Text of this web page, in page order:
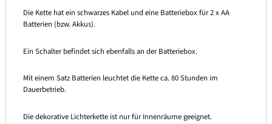
Die Kette hat ein schwarzes Kabel und eine Batteriebox für 2 x AA
Batterien (bzw. Akkus).
Ein Schalter befindet sich ebenfalls an der Batteriebox.
Mit einem Satz Batterien leuchtet die Kette ca. 80 Stunden im
Dauerbetrieb.
Die dekorative Lichterkette ist nur für Innenräume geeignet.